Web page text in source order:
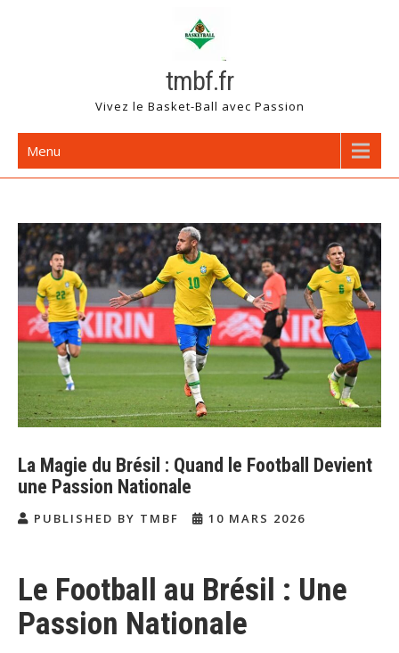
tmbf.fr
Vivez le Basket-Ball avec Passion
Menu
La Magie du Brésil : Quand le Football Devient
une Passion Nationale
PUBLISHED BY TMBF 10 MARS 2026
Le Football au Brésil : Une
Passion Nationale